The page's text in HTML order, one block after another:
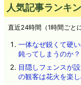
人気記事ランキ
直近24時間（1時間ごと
一体なぜ鋭くて硬
鈍ってしまうのか？
目隠しフェンスが
の観客は花火を楽